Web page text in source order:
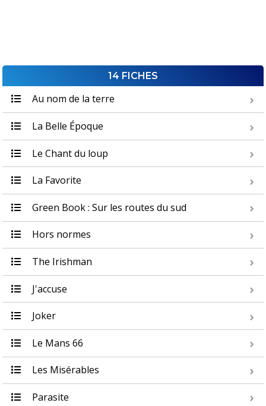
14 FICHES
Au nom de la terre
La Belle Époque
Le Chant du loup
La Favorite
Green Book : Sur les routes du sud
Hors normes
The Irishman
J'accuse
Joker
Le Mans 66
Les Misérables
Parasite